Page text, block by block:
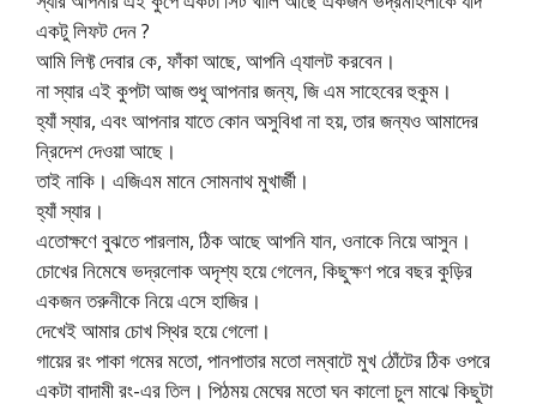
একটু লিফট দেন ?
আমি লিফ্ট দেবার কে, ফাঁকা আছে, আপনি এ্যালট করবেন।
না স্যার এই কুপটা আজ শুধু আপনার জন্য, জি এম সাহেবের হুকুম।
হ্যাঁ স্যার, এবং আপনার যাতে কোন অসুবিধা না হয়, তার জন্যও আমাদের
নি্রদেশ দেওয়া আছে।
তাই নাকি। এজিএম মানে সোমনাথ মুখার্জী।
হ্যাঁ স্যার।
এতোক্ষণে বুঝতে পারলাম, ঠিক আছে আপনি যান, ওনাকে নিয়ে আসুন।
চোখের নিমেষে ভদ্রলোক অদৃশ্য হয়ে গেলেন, কিছুক্ষণ পরে বছর কুড়ির
একজন তরুনীকে নিয়ে এসে হাজির।
দেখেই আমার চোখ স্থির হয়ে গেলো।
গায়ের রং পাকা গমের মতো, পানপাতার মতো লম্বাটে মুখ ঠোঁটের ঠিক ওপরে
একটা বাদামী রং-এর তিল। পিঠময় মেঘের মতো ঘন কালো চুল মাঝে কিছুটা